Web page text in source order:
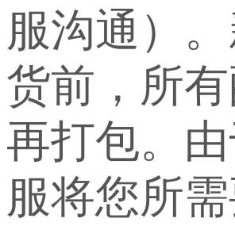
服沟通）
货前，所
再打包。
服将您所